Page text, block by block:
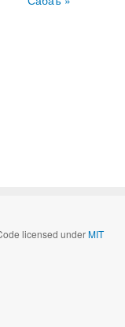
licensed underMIT